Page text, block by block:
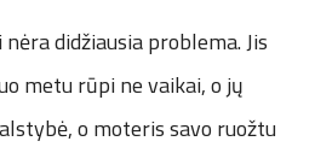
didžiausia problema. Jis
metu rūpi ne vaikai, o jų
o moteris savo ruožtu